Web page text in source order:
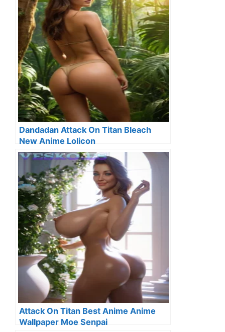
Dandadan Attack On Titan Bleach
New Anime Lolicon
Attack On Titan Best Anime Anime
Wallpaper Moe Senpai